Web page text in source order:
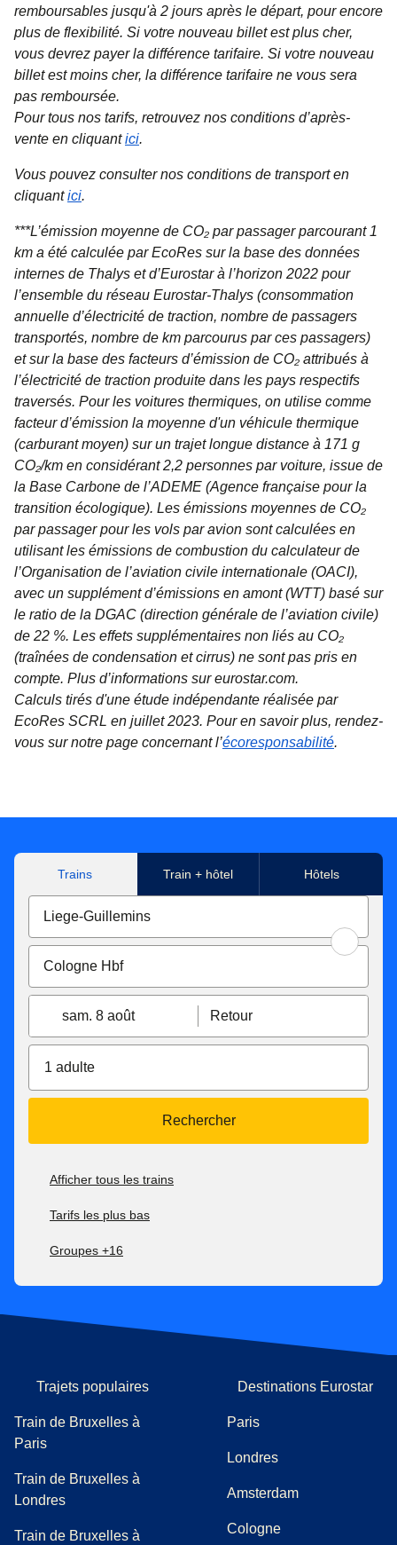
remboursables jusqu'à 2 jours après le départ, pour encore
plus de flexibilité. Si votre nouveau billet est plus cher,
vous devrez payer la différence tarifaire. Si votre nouveau
billet est moins cher, la différence tarifaire ne vous sera
pas remboursée.
Pour tous nos tarifs, retrouvez nos conditions d’après-
vente en cliquantici.
Vous pouvez consulter nos conditions de transport en
cliquantici.
***L’émission moyenne de CO₂ par passager parcourant 1
km a été calculée par EcoRes sur la base des données
internes de Thalys et d’Eurostar à l’horizon 2022 pour
l’ensemble du réseau Eurostar-Thalys (consommation
annuelle d’électricité de traction, nombre de passagers
transportés, nombre de km parcourus par ces passagers)
et sur la base des facteurs d’émission de CO₂ attribués à
l’électricité de traction produite dans les pays respectifs
traversés. Pour les voitures thermiques, on utilise comme
facteur d’émission la moyenne d'un véhicule thermique
(carburant moyen) sur un trajet longue distance à 171 g
CO₂/km en considérant 2,2 personnes par voiture, issue de
la Base Carbone de l’ADEME (Agence française pour la
transition écologique). Les émissions moyennes de CO₂
par passager pour les vols par avion sont calculées en
utilisant les émissions de combustion du calculateur de
l’Organisation de l’aviation civile internationale (OACI),
avec un supplément d’émissions en amont (WTT) basé sur
le ratio de la DGAC (direction générale de l’aviation civile)
de 22 %. Les effets supplémentaires non liés au CO₂
(traînées de condensation et cirrus) ne sont pas pris en
compte. Plus d’informations sur eurostar.com.
Calculs tirés d'une étude indépendante réalisée par
EcoRes SCRL en juillet 2023. Pour en savoir plus, rendez-
vous sur notre page concernant l’écoresponsabilité.
Trains Train + hôtel Hôtels
sam. 8 août Retour
1 adulte
Rechercher
Afficher tous les trains
Tarifs les plus bas
Groupes +16
Trajets populaires
Train de Bruxelles à
Paris
Train de Bruxelles à
Londres
Train de Bruxelles à
Destinations Eurostar
Paris
Londres
Amsterdam
Cologne